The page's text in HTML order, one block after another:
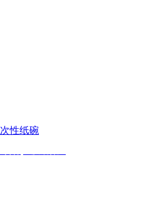
性纸碗